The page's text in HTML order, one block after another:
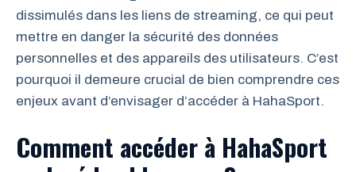
dissimulés dans les liens de streaming, ce qui peut
mettre en danger la sécurité des données
personnelles et des appareils des utilisateurs. C’est
pourquoi il demeure crucial de bien comprendre ces
enjeux avant d’envisager d’accéder à HahaSport.
Comment accéder à HahaSport